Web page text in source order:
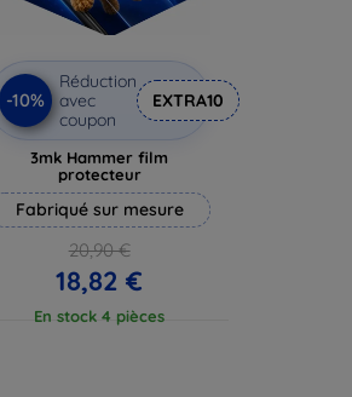
-10%
Réduction
avec
coupon
EXTRA10
3mk Hammer film
protecteur
Fabriqué sur mesure
20,90 €
18,82 €
En stock 4 pièces